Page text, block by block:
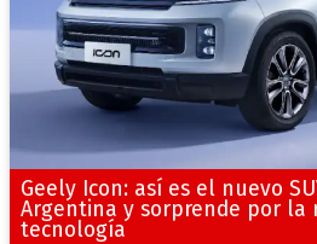
Geely Icon: así es el nuevo
Argentina y sorprende por la
tecnología